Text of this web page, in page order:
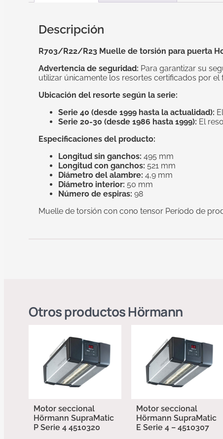
Descripción
R703/R22/R23 Muelle de torsión para puerta
Advertencia de seguridad: Para garantizar su
utilizar únicamente los resortes certificados por
Ubicación del resorte según la serie:
Serie 40 (desde 1999 hasta la actualidad):
Serie 20-30 (desde 1986 hasta 1999): El
Especificaciones del producto:
Longitud sin ganchos: 495 mm
Longitud con ganchos: 521 mm
Diámetro del alambre: 4,9 mm
Diámetro interior: 50 mm
Número de espiras: 98
Muelle de torsión con cono tensor Período de
Otros productosHörmann
Motor seccional
Hörmann SupraMatic
P Serie 4 4510320
Motor seccional
Hörmann SupraMatic
E Serie 4 – 4510307